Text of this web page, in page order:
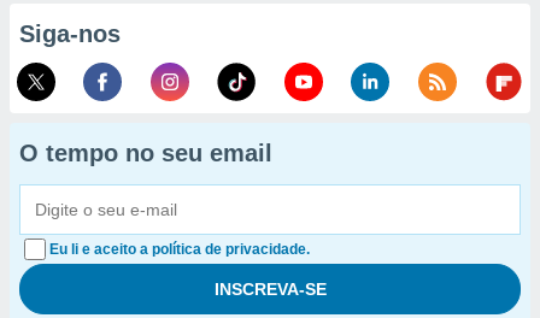
Siga-nos
O tempo no seu email
Eu li e aceito a política de privacidade.